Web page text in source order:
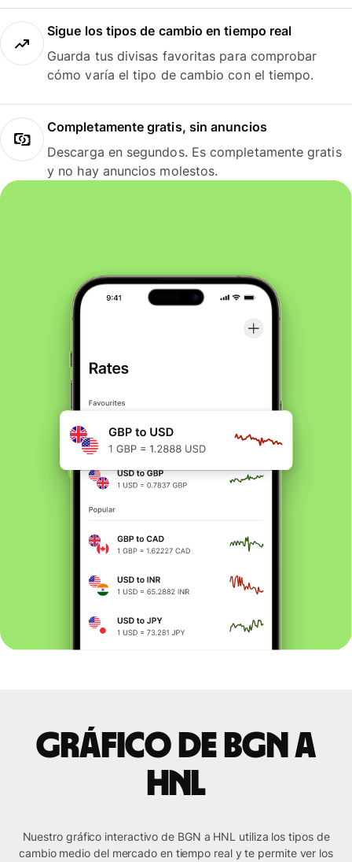
Sigue los tipos de cambio en tiempo real
Guarda tus divisas favoritas para comprobar
cómo varía el tipo de cambio con el tiempo.
Completamente gratis, sin anuncios
Descarga en segundos. Es completamente gratis
y no hay anuncios molestos.
Gráfico de BGN a
HNL
Nuestro gráfico interactivo de BGN a HNL utiliza los tipos de
cambio medio del mercado en tiempo real y te permite ver los